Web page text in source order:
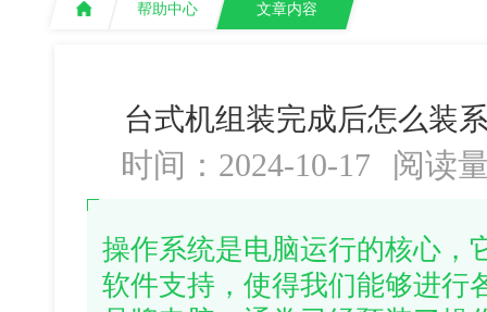
帮助中心 文章内容
台式机组装完成后怎么装
时间：2024-10-17 阅读
操作系统是电脑运行的核心，
软件支持，使得我们能够进行